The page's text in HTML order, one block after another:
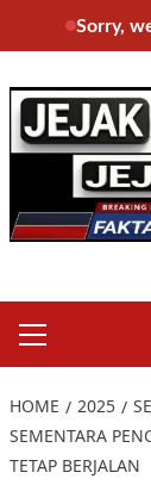
Sorry,
to
content
Menu
HOME 2025
SEMENTARA
TETAP BERJALAN